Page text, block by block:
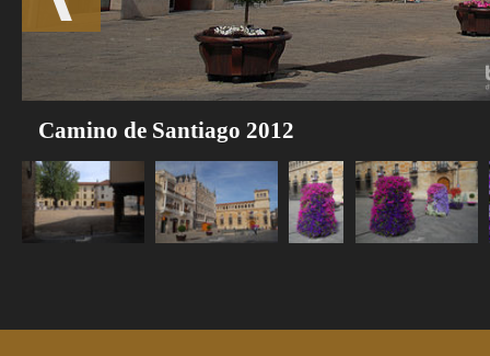
Camino de Santiago 2012